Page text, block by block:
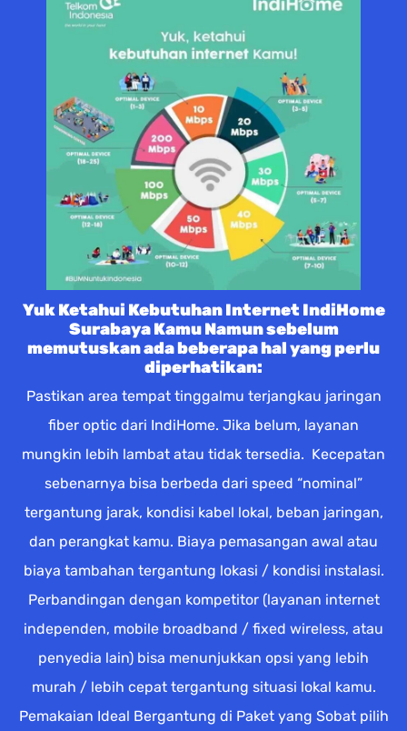
Yuk Ketahui Kebutuhan Internet IndiHome
Surabaya Kamu Namun sebelum
memutuskan ada beberapa hal yang perlu
diperhatikan:
Pastikan area tempat tinggalmu terjangkau jaringan
fiber optic dari IndiHome. Jika belum, layanan
mungkin lebih lambat atau tidak tersedia. Kecepatan
sebenarnya bisa berbeda dari speed “nominal”
tergantung jarak, kondisi kabel lokal, beban jaringan,
dan perangkat kamu. Biaya pemasangan awal atau
biaya tambahan tergantung lokasi / kondisi instalasi.
Perbandingan dengan kompetitor (layanan internet
independen, mobile broadband / fixed wireless, atau
penyedia lain) bisa menunjukkan opsi yang lebih
murah / lebih cepat tergantung situasi lokal kamu.
Pemakaian Ideal Bergantung di Paket yang Sobat pilih